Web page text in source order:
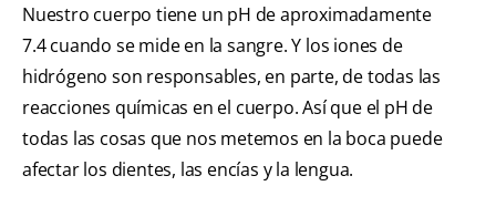
Nuestro cuerpo tiene un pH de aproximadamente
7.4 cuando se mide en la sangre. Y los iones de
hidrógeno son responsables, en parte, de todas las
reacciones químicas en el cuerpo. Así que el pH de
todas las cosas que nos metemos en la boca puede
afectar los dientes, las encías y la lengua.